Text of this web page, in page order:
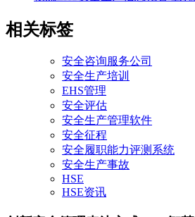
相关标签
安全咨询服务公司
安全生产培训
EHS管理
安全评估
安全生产管理软件
安全征程
安全履职能力评测系统
安全生产事故
HSE
HSE资讯